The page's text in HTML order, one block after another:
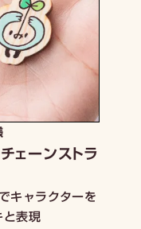
ェーンストラ
キャラクターを
表現